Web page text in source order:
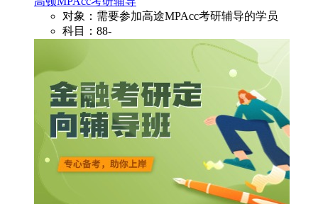
对象：需要参加高途MPAcc考研辅导的学员
科目：88-